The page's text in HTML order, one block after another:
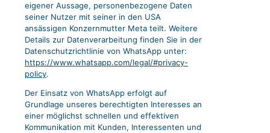
eigener Aussage, personenbezogene Daten
seiner Nutzer mit seiner in den USA
ansässigen Konzernmutter Meta teilt. Weitere
Details zur Datenverarbeitung finden Sie in der
Datenschutzrichtlinie von WhatsApp unter:
https://www.whatsapp.com/legal/#privacy-
policy.
Der Einsatz von WhatsApp erfolgt auf
Grundlage unseres berechtigten Interesses an
einer möglichst schnellen und effektiven
Kommunikation mit Kunden, Interessenten und